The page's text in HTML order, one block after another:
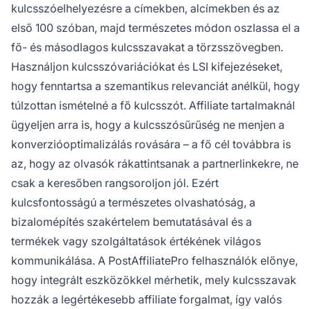
kulcsszóelhelyezésre a címekben, alcímekben és az
első 100 szóban, majd természetes módon oszlassa el a
fő- és másodlagos kulcsszavakat a törzsszövegben.
Használjon kulcsszóvariációkat és LSI kifejezéseket,
hogy fenntartsa a szemantikus relevanciát anélkül, hogy
túlzottan ismételné a fő kulcsszót. Affiliate tartalmaknál
ügyeljen arra is, hogy a kulcsszósűrűség ne menjen a
konverzióoptimalizálás rovására – a fő cél továbbra is
az, hogy az olvasók rákattintsanak a partnerlinkekre, ne
csak a keresőben rangsoroljon jól. Ezért
kulcsfontosságú a természetes olvashatóság, a
bizalomépítés szakértelem bemutatásával és a
termékek vagy szolgáltatások értékének világos
kommunikálása. A PostAffiliatePro felhasználók előnye,
hogy integrált eszközökkel mérhetik, mely kulcsszavak
hozzák a legértékesebb affiliate forgalmat, így valós